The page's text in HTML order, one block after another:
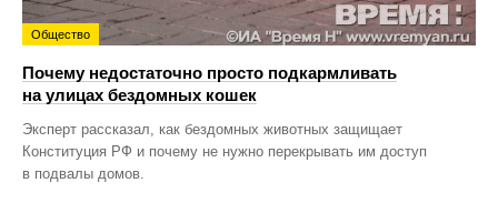
Общество
Почему недостаточно просто подкармливать
на улицах бездомных кошек
Эксперт рассказал, как бездомных животных защищает
Конституция РФ и почему не нужно перекрывать им доступ
в подвалы домов.